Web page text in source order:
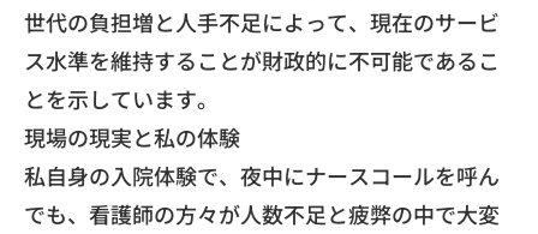
世代の負担増と人手不足によって、現在のサービ
ス水準を維持することが財政的に不可能であるこ
とを示しています。
​現場の現実と私の体験
​私自身の入院体験で、夜中にナースコールを呼ん
でも、看護師の方々が人数不足と疲弊の中で大変